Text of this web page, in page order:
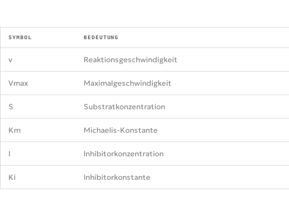
SYMBOL BEDEUTUNG
v Reaktionsgeschwindigkeit
Vmax Maximalgeschwindigkeit
S Substratkonzentration
Km Michaelis-Konstante
I Inhibitorkonzentration
Ki Inhibitorkonstante